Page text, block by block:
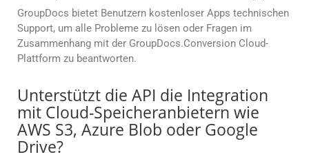
GroupDocs bietet Benutzern kostenloser Apps technischen
Support, um alle Probleme zu lösen oder Fragen im
Zusammenhang mit der GroupDocs.Conversion Cloud-
Plattform zu beantworten.
Unterstützt die API die Integration
mit Cloud-Speicheranbietern wie
AWS S3, Azure Blob oder Google
Drive?